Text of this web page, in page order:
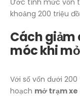
Ước tính mức vốn
khoảng 200 triệu
Cách giảm
móc khi
Với số vốn dưới
hoạch mở trạm xe